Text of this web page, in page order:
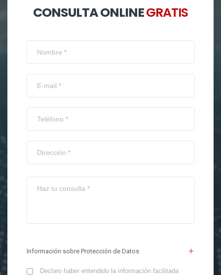
CONSULTA ONLINEGRATIS
Información sobre Protección de Datos
Declaro haber entendido la información facilitada